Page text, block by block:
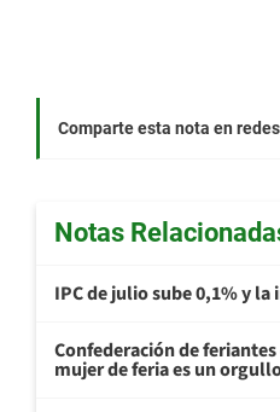
Comparte esta nota en
Notas
IPC de julio sube 0,1% y
Confederación de
mujer de feria es un